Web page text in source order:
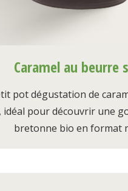
Caramel au beurre
pot dégustation de
idéal pour découvrir une
bretonne bio en format